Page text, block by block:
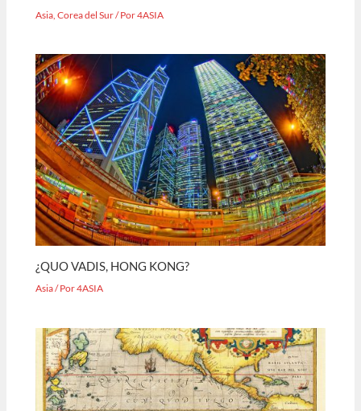
Asia ,Corea del Sur/ Por4ASIA
¿QUO VADIS, HONG KONG?
Asia/ Por4ASIA